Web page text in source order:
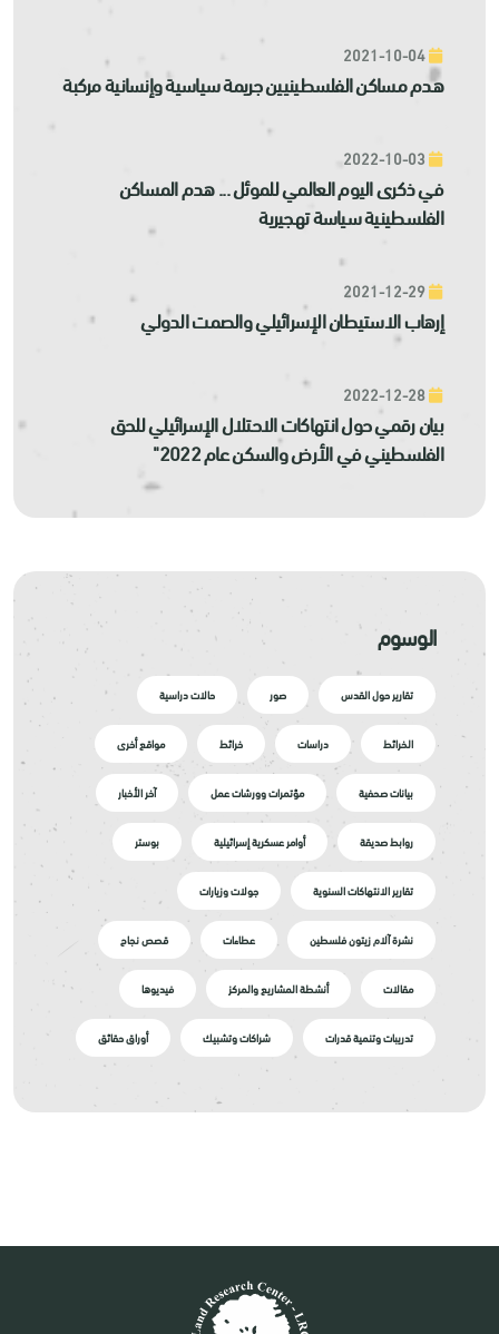
هدم مساكن الفلسطينيين جريمة سياسية وإنسانية مركبة
في ذكرى اليوم العالمي للموئل ... هدم المساكن
الفلسطينية سياسة تهجيرية
إرهاب الاستيطان الإسرائيلي والصمت الدولي
بيان رقمي حول انتهاكات الاحتلال الإسرائيلي للحق
الفلسطيني في الأرض والسكن عام 2022"
الوسوم
تقارير حول القدس صور حالات دراسية
الخرائط دراسات خرائط مواقع أخرى
بيانات صحفية مؤتمرات وورشات عمل آخر الأخبار
روابط صديقة أوامر عسكرية إسرائيلية بوستر
تقارير الانتهاكات السنوية جولات وزيارات
نشرة آلام زيتون فلسطين عطاءات قصص نجاح
مقالات أنشطة المشاريع والمركز فيديوها
تدريبات وتنمية قدرات شراكات وتشبيك أوراق حقائق